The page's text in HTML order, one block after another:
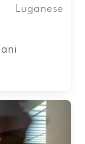
Luganese